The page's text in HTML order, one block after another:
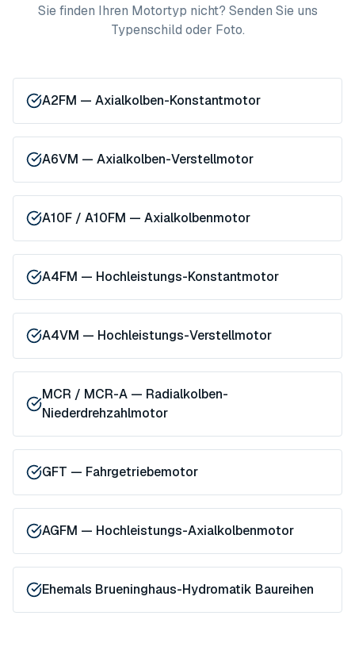
Sie finden Ihren Motortyp nicht? Senden Sie uns
Typenschild oder Foto.
A2FM — Axialkolben-Konstantmotor
A6VM — Axialkolben-Verstellmotor
A10F / A10FM — Axialkolbenmotor
A4FM — Hochleistungs-Konstantmotor
A4VM — Hochleistungs-Verstellmotor
MCR / MCR-A — Radialkolben-
Niederdrehzahlmotor
GFT — Fahrgetriebemotor
AGFM — Hochleistungs-Axialkolbenmotor
Ehemals Brueninghaus-Hydromatik Baureihen